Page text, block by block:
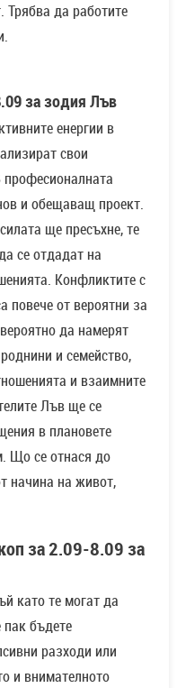
Трябва да работите
за зодия Лъв
енергии в
свои
и обещаващ проект.
ще пресъхне, те
се отдадат на
Конфликтите с
повече от вероятни за
да намерят
и семейство,
и взаимните
Лъв ще се
в плановете
Що се отнася до
начина на живот,
за 2.09-8.09 за
като те могат да
бъдете
разходи или
и внимателното